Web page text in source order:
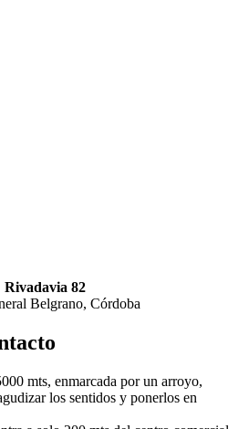
Rivadavia 82
Belgrano, Córdoba
mts, enmarcada por un arroyo,
los sentidos y ponerlos en